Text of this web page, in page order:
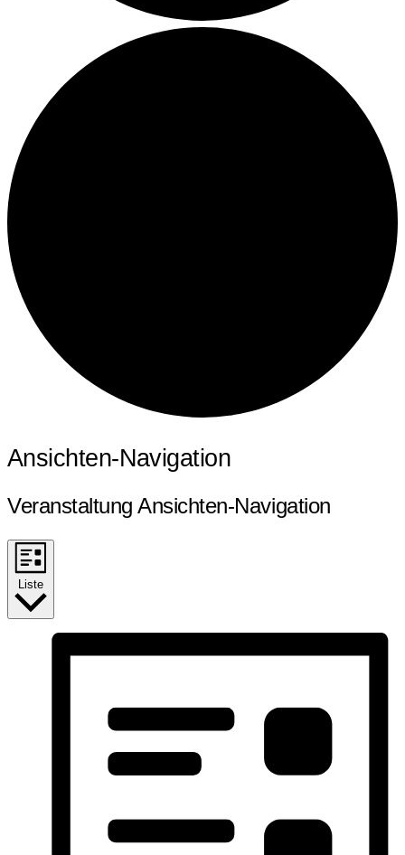
Veranstaltungen
Ansichten-Navigation
Veranstaltung Ansichten-Navigation
Liste